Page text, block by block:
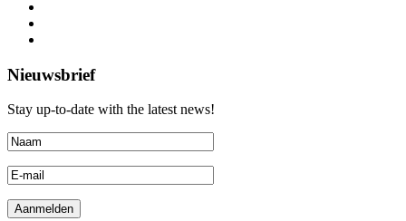
Nieuwsbrief
Stay up-to-date with the latest news!